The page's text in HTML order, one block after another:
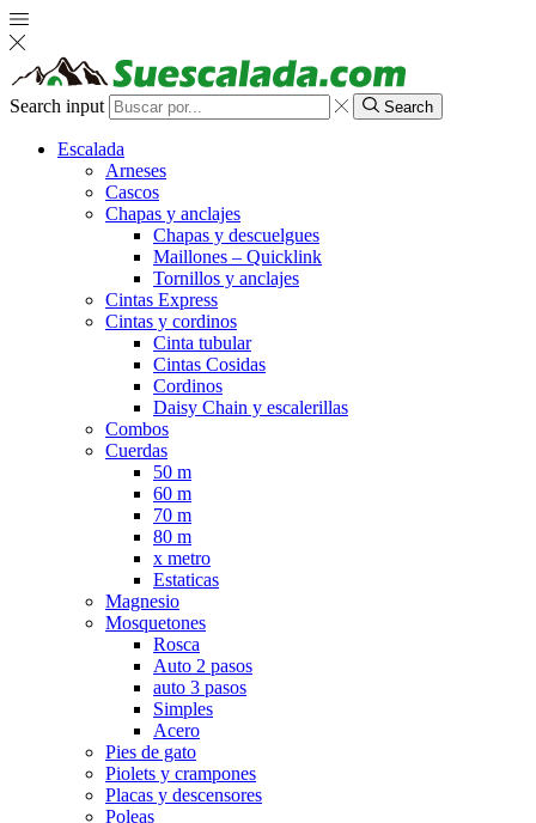
Search input Search
Escalada
Arneses
Cascos
Chapas y anclajes
Chapas y descuelgues
Maillones – Quicklink
Tornillos y anclajes
Cintas Express
Cintas y cordinos
Cinta tubular
Cintas Cosidas
Cordinos
Daisy Chain y escalerillas
Combos
Cuerdas
50 m
60 m
70 m
80 m
x metro
Estaticas
Magnesio
Mosquetones
Rosca
Auto 2 pasos
auto 3 pasos
Simples
Acero
Pies de gato
Piolets y crampones
Placas y descensores
Poleas